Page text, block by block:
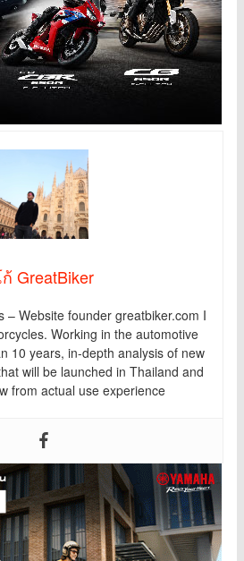
GreatBiker
– Website founder greatbiker.com I
Working in the automotive
10 years, in-depth analysis of new
will be launched in Thailand and
from actual use experience